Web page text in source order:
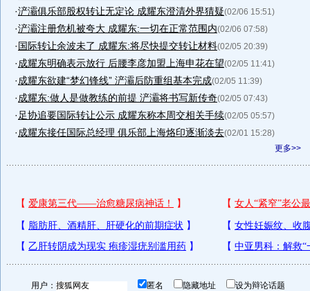
·浐灞俱乐部股权转让无定论 成耀东澄清外界猜疑(02/06 15:51)
·浐灞注册危机被夸大 成耀东:一切在正常范围内(02/06 07:58)
·国际转让余波未了 成耀东:将尽快提交转让材料(02/05 20:39)
·成耀东明确表示放行 后腰李彦加盟上海申花在望(02/05 11:41)
·成耀东欲建“梦幻锋线” 浐灞后防重组基本完成(02/05 11:39)
·成耀东:做人是做教练的前提 浐灞将书写新传奇(02/05 07:43)
· 足协追要国际转让公示 成耀东称本周交相关手续(02/05 05:57)
·成耀东接任国际总经理 俱乐部上海烙印逐渐淡去(02/01 15:28)
更多>>
用户： 匿名 隐藏地址 设为辩论话题